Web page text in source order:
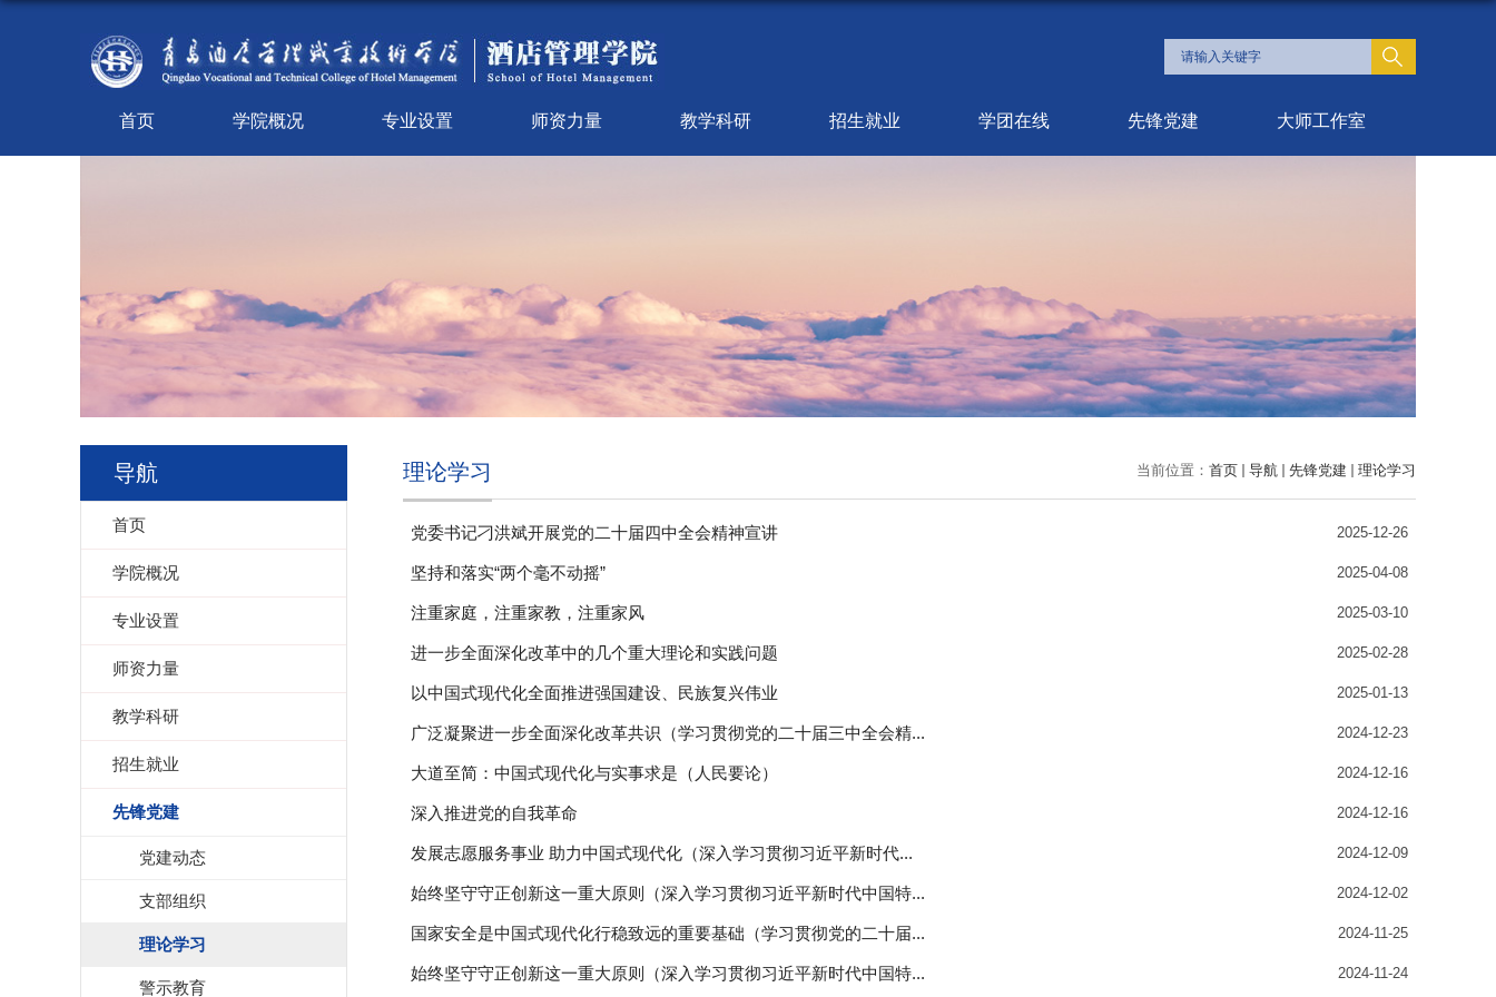
首页 学院概况 专业设置 师资力量 教学科研 招生就业 学团在线 先锋党建 大师工作室
导航
首页
学院概况
专业设置
师资力量
教学科研
招生就业
先锋党建
党建动态
支部组织
理论学习
警示教育
当前位置： 首页 导航 先锋党建 理论学习
理论学习
党委书记刁洪斌开展党的二十届四中全会精神宣讲 2025-12-26
坚持和落实“两个毫不动摇” 2025-04-08
注重家庭，注重家教，注重家风 2025-03-10
进一步全面深化改革中的几个重大理论和实践问题 2025-02-28
以中国式现代化全面推进强国建设、民族复兴伟业 2025-01-13
广泛凝聚进一步全面深化改革共识（学习贯彻党的二十届三中全会精... 2024-12-23
大道至简：中国式现代化与实事求是（人民要论） 2024-12-16
深入推进党的自我革命 2024-12-16
发展志愿服务事业 助力中国式现代化（深入学习贯彻习近平新时代... 2024-12-09
始终坚守守正创新这一重大原则（深入学习贯彻习近平新时代中国特... 2024-12-02
国家安全是中国式现代化行稳致远的重要基础（学习贯彻党的二十届... 2024-11-25
始终坚守守正创新这一重大原则（深入学习贯彻习近平新时代中国特... 2024-11-24